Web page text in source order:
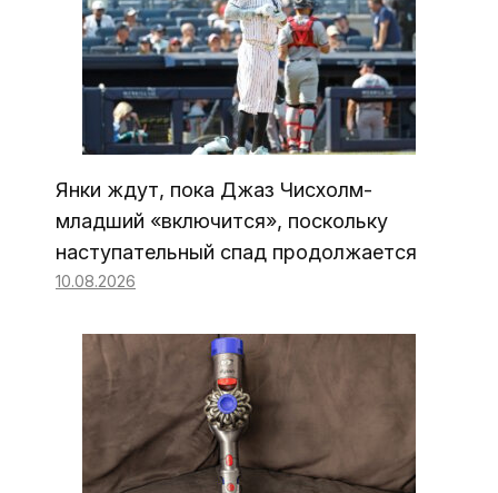
Янки ждут, пока Джаз Чисхолм-
младший «включится», поскольку
наступательный спад продолжается
10.08.2026